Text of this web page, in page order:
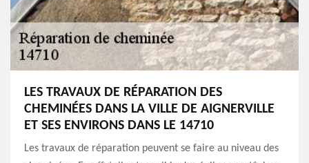
LES TRAVAUX DE RÉPARATION DES
CHEMINÉES DANS LA VILLE DE AIGNERVILLE
ET SES ENVIRONS DANS LE 14710
Les travaux de réparation peuvent se faire au niveau des